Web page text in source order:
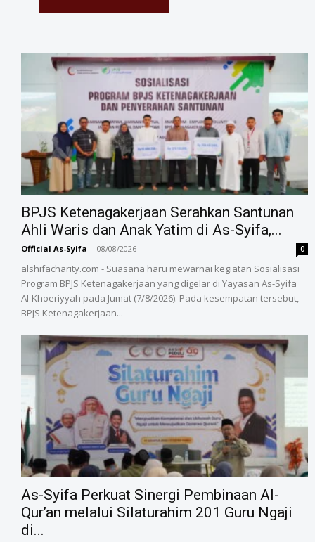
BPJS Ketenagakerjaan Serahkan Santunan
Ahli Waris dan Anak Yatim di As-Syifa,...
Official As-Syifa - 08/08/2026 0
alshifacharity.com - Suasana haru mewarnai kegiatan Sosialisasi
Program BPJS Ketenagakerjaan yang digelar di Yayasan As-Syifa
Al-Khoeriyyah pada Jumat (7/8/2026). Pada kesempatan tersebut,
BPJS Ketenagakerjaan...
As-Syifa Perkuat Sinergi Pembinaan Al-
Qur’an melalui Silaturahim 201 Guru Ngaji
di...